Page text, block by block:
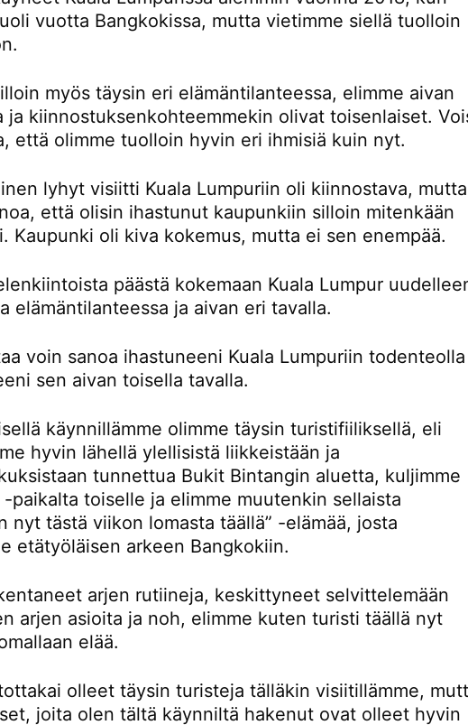
vuotta Bangkokissa, mutta vietimme siellä tuolloin
myös täysin eri elämäntilanteessa, elimme aivan
ja kiinnostuksenkohteemmekin olivat toisenlaiset.
että olimme tuolloin hyvin eri ihmisiä kuin nyt.
lyhyt visiitti Kuala Lumpuriin oli kiinnostava, mutta
että olisin ihastunut kaupunkiin silloin mitenkään
Kaupunki oli kiva kokemus, mutta ei sen enempää.
päästä kokemaan Kuala Lumpur
elämäntilanteessa ja aivan eri tavalla.
voin sanoa ihastuneeni Kuala Lumpuriin todenteolla
sen aivan toisella tavalla.
käynnillämme olimme täysin turistifiiliksellä, eli
hyvin lähellä ylellisistä liikkeistään ja
tunnettua Bukit Bintangin aluetta, kuljimme
-paikalta toiselle ja elimme muutenkin sellaista
nyt tästä viikon lomasta täällä” -elämää, josta
etätyöläisen arkeen Bangkokiin.
arjen rutiineja, keskittyneet selvittelemään
arjen asioita ja noh, elimme kuten turisti täällä nyt
elää.
olleet täysin turisteja tälläkin visiitillämme,
joita olen tältä käynniltä hakenut ovat olleet hyvin